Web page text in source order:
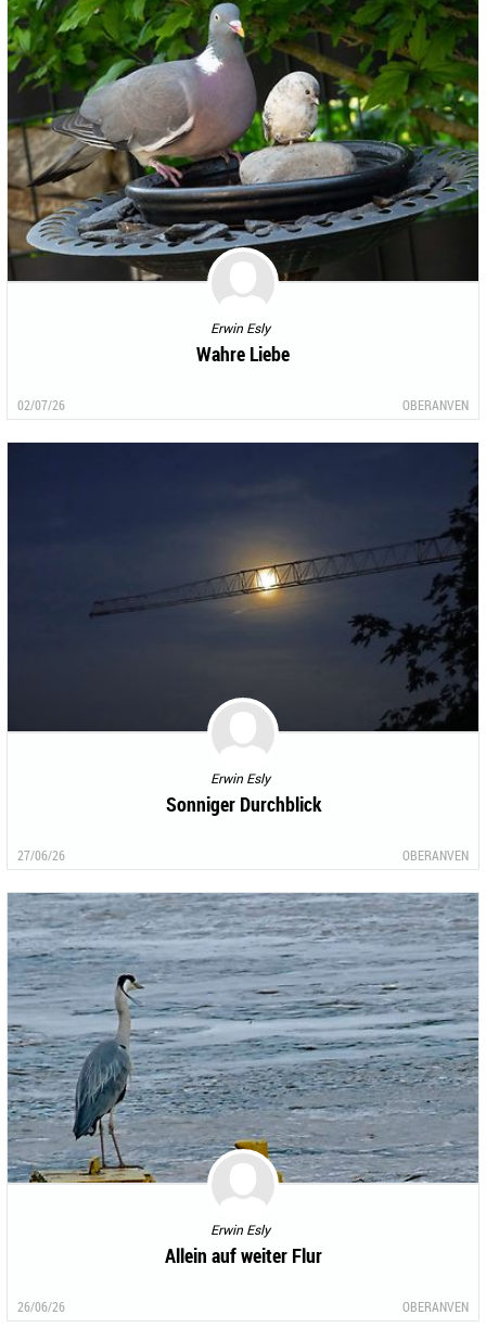
Erwin Esly
Wahre Liebe
02/07/26 OBERANVEN
Erwin Esly
Sonniger Durchblick
27/06/26 OBERANVEN
Erwin Esly
Allein auf weiter Flur
26/06/26 OBERANVEN